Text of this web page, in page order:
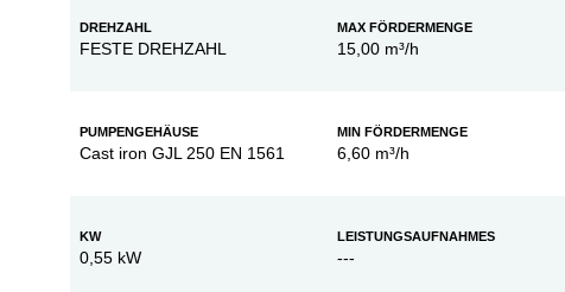
DREHZAHL
FESTE DREHZAHL
MAX FÖRDERMENGE
15,00 m³/h
PUMPENGEHÄUSE
Cast iron GJL 250 EN 1561
MIN FÖRDERMENGE
6,60 m³/h
KW
0,55 kW
LEISTUNGSAUFNAHMES
---